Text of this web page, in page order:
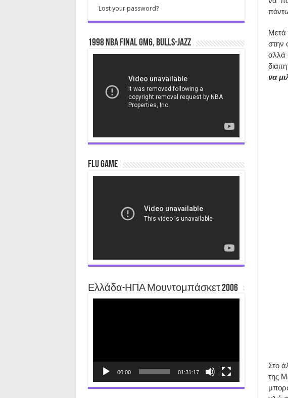
Μετά
στην
αλλά
να
Στο
της
Lost your password?
1998 NBA Final gm6, Bulls-Jazz
Flu Game
Ελλάδα-ΗΠΑ Μουντομπάσκετ 2006
00:00 01:31:17